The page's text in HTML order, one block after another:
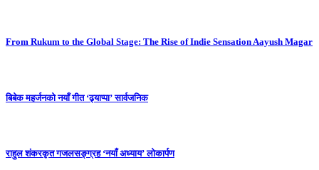
From Rukum to the Global Stage: The Rise of Indie Sensation Aayush Magar
बिबेक महर्जनको नयाँ गीत ‘ढ्याप्पा’ सार्वजनिक
राहुल शंकरकृत गजलसङ्ग्रह ‘नयाँ अध्याय’ लोकार्पण